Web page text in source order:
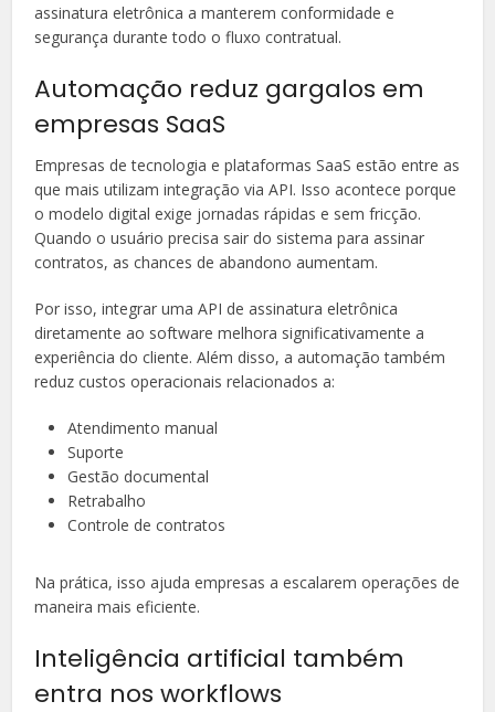
assinatura eletrônica a manterem conformidade e
segurança durante todo o fluxo contratual.
Automação reduz gargalos em
empresas SaaS
Empresas de tecnologia e plataformas SaaS estão entre as
que mais utilizam integração via API. Isso acontece porque
o modelo digital exige jornadas rápidas e sem fricção.
Quando o usuário precisa sair do sistema para assinar
contratos, as chances de abandono aumentam.
Por isso, integrar uma API de assinatura eletrônica
diretamente ao software melhora significativamente a
experiência do cliente. Além disso, a automação também
reduz custos operacionais relacionados a:
Atendimento manual
Suporte
Gestão documental
Retrabalho
Controle de contratos
Na prática, isso ajuda empresas a escalarem operações de
maneira mais eficiente.
Inteligência artificial também
entra nos workflows